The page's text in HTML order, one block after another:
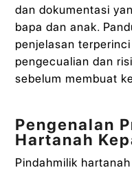
dan dokumentasi
bapa dan anak.
penjelasan
pengecualian dan
sebelum membuat
Pengenalan
Hartanah
Pindahmilik